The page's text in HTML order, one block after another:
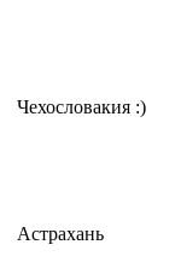
Чехословакия :)
Астрахань